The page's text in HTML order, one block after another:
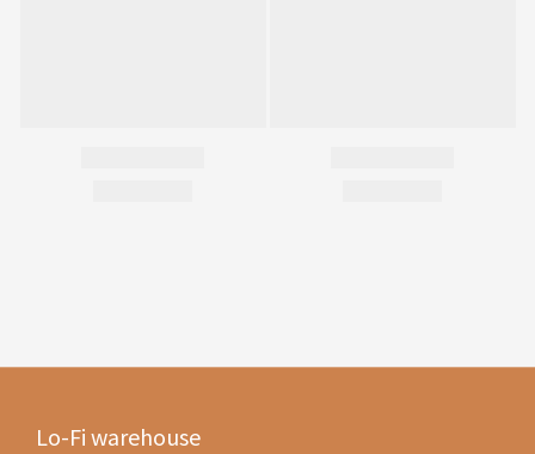
Lo-Fi warehouse